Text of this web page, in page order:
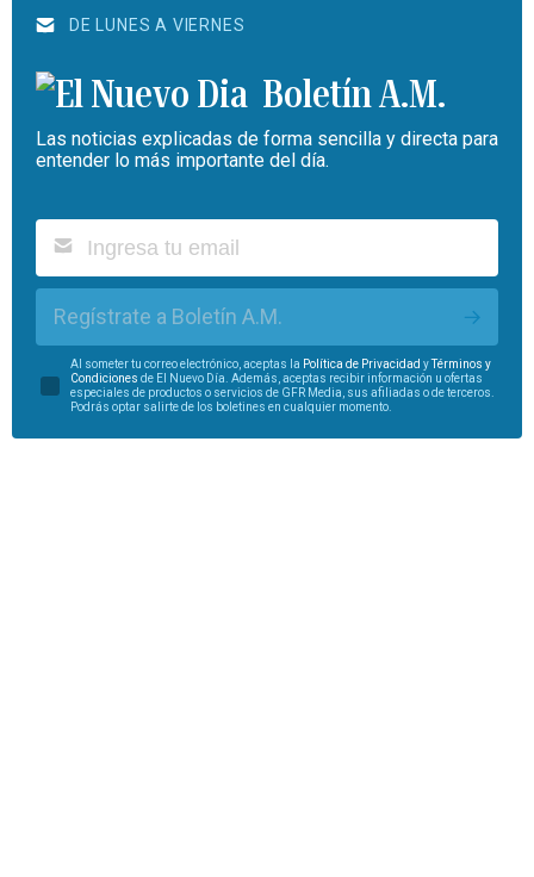
DE LUNES A VIERNES
Boletín A.M.
Las noticias explicadas de forma sencilla y directa para
entender lo más importante del día.
Regístrate a Boletín A.M.
Al someter tu correo electrónico, aceptas la Política de Privacidad yTérminos y
Condiciones de El Nuevo Día. Además, aceptas recibir información u ofertas
especiales de productos o servicios de GFR Media, sus afiliadas o de terceros.
Podrás optar salirte de los boletines en cualquier momento.